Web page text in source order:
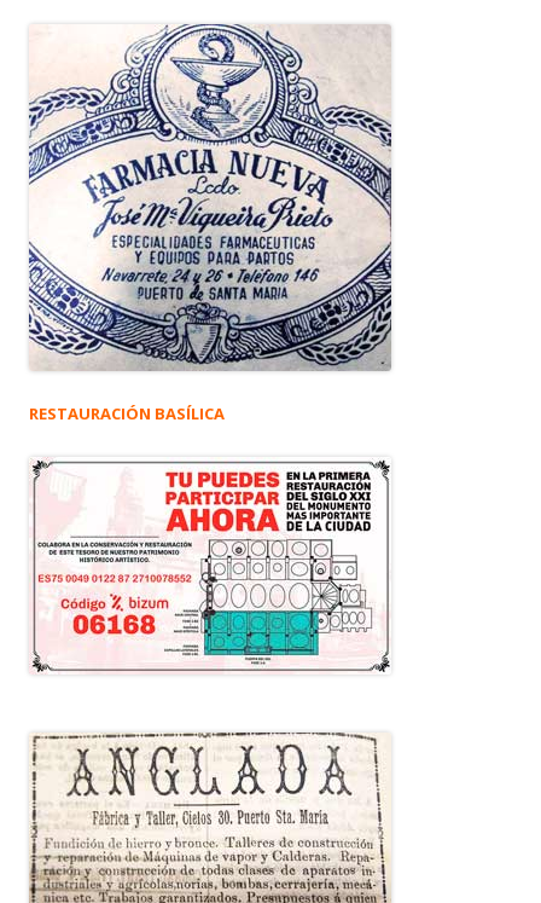
RESTAURACIÓN BASÍLICA